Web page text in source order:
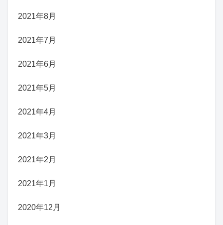
2021年8月
2021年7月
2021年6月
2021年5月
2021年4月
2021年3月
2021年2月
2021年1月
2020年12月